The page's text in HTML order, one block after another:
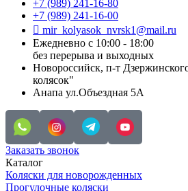
+7 (989) 241-16-80
+7 (989) 241-16-00
mir_kolyasok_nvrsk1@mail.ru
Ежедневно с 10:00 - 18:00
без перерыва и выходных
Новороссийск, п-т
колясок"
Анапа ул.Объездная 5А
Заказать звонок
Каталог
Коляски для новорожденных
Прогулочные коляски